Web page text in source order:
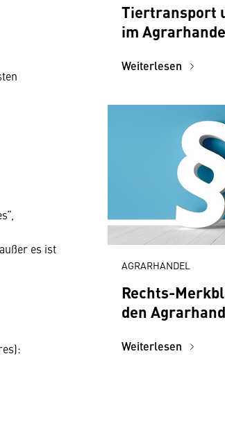
es ist
Tiertransport
im
Weiterlesen
AGRARHANDEL
Rechts-
den
Weiterlesen